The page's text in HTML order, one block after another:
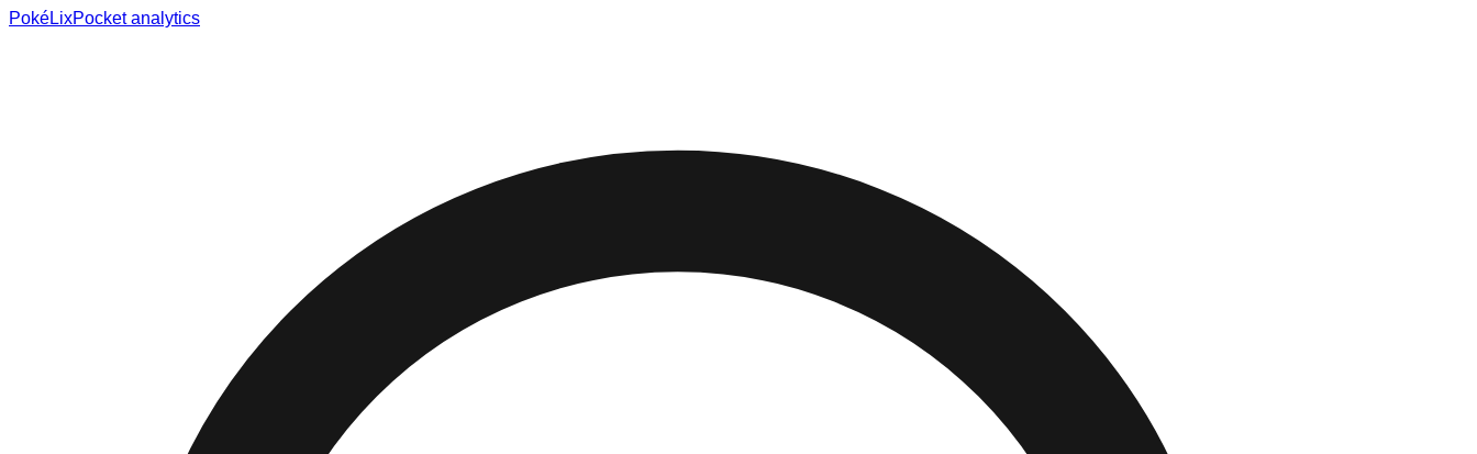
PokéLixPocket analytics